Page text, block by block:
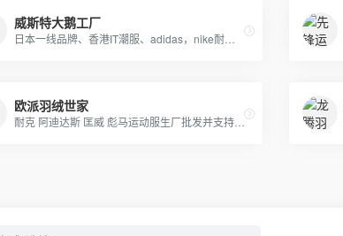
威斯特大鹅工厂
日本一线品牌、香港IT潮服、adidas，nike耐克，Supreme，冠军-Champion ，OFF-WHITE，APE，GVC纪梵希，福神等潮牌服饰包包！
欧派羽绒世家
耐克 阿迪达斯 匡威 彪马运动服生厂批发并支持网上一代代发! 阿迪达斯三叶草,耐克新款卫衣，T恤，套装，休闲运动裤等生产批发、 主要有：Nike耐克、Adidas阿迪达斯、Converse匡威、 Puma彪马等运动服、T恤、卫衣、休闲外套